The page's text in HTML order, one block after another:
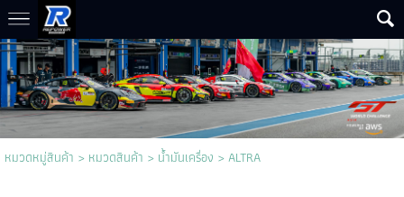
หมวดหมู่สินค้า > หมวดสินค้า > น้ำมันเครื่อง >ALTRA